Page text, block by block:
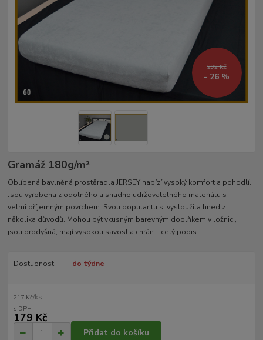
292 Kč
- 26 %
Gramáž 180g/m²­
Oblíbená bavlněná prostěradla JERSEY nabízí vysoký komfort a pohodlí.
Jsou vyrobena z odolného a snadno udržovatelného materiálu s
velmi příjemným povrchem. Svou popularitu si vysloužila hned z
několika důvodů. Mohou být vkusným barevným doplňkem v ložnici,
jsou prodyšná, mají vysokou savost a chrán... celý popis
Dostupnost do týdne
217 Kč/ks
179 Kč
Přidat do košíku